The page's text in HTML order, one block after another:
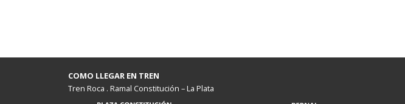
COMO LLEGAR EN TREN
Tren Roca . Ramal Constitución – La Plata